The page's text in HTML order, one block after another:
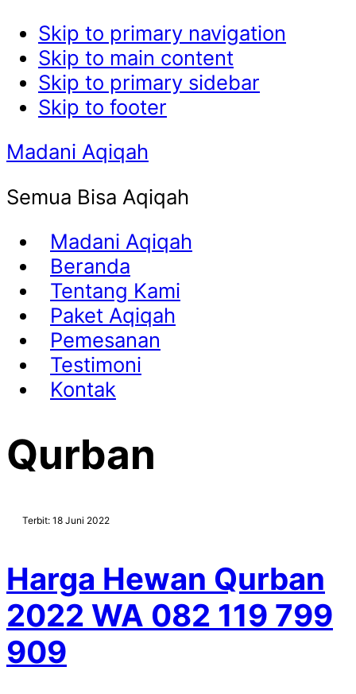
Skip to primary navigation
Skip to main content
Skip to primary sidebar
Skip to footer
Madani Aqiqah
Semua Bisa Aqiqah
Madani Aqiqah
Beranda
Tentang Kami
Paket Aqiqah
Pemesanan
Testimoni
Kontak
Qurban
Terbit: 18 Juni 2022
Harga Hewan Qurban
2022 WA 082 119 799
909